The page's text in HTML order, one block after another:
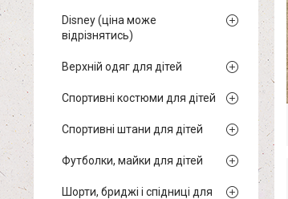
Disney (ціна може
відрізнятись)
Верхній одяг для дітей
Спортивні костюми для дітей
Спортивні штани для дітей
Футболки, майки для дітей
Шорти, бриджі і спідниці для